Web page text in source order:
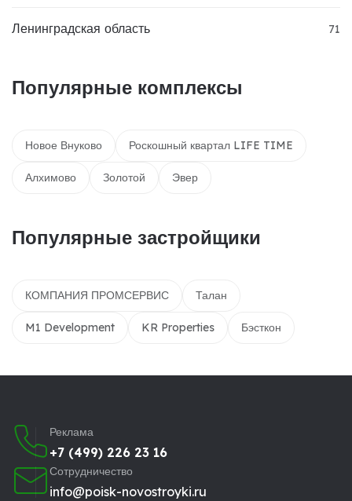
Ленинградская область 71
Популярные комплексы
Новое Внуково Роскошный квартал LIFE TIME
Алхимово Золотой Эвер
Популярные застройщики
КОМПАНИЯ ПРОМСЕРВИС Талан
M1 Development KR Properties Бэсткон
Реклама
+7 (499) 226 23 16
Сотрудничество
info@poisk-novostroyki.ru